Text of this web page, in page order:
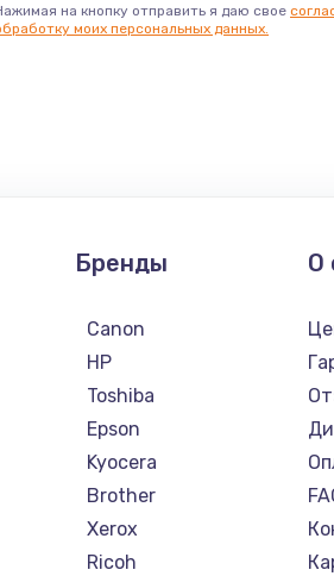
на кнопку отправить я даю свое
моих персональных данных.
Бренды
Canon
HP
Toshiba
Epson
Kyocera
Brother
Xerox
Ricoh
О